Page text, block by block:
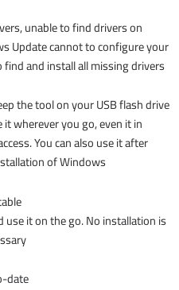
unable to find drivers on
Update cannot to configure your
and install all missing drivers.
the tool on your USB flash drive
wherever you go, even it in
You can also use it after
of Windows.
use it on the go. No installation is
date